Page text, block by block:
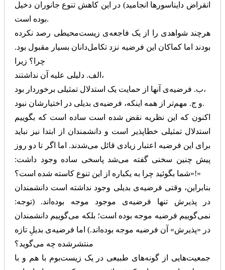
انقراض دایناسورها انجامید) در این کاهش تنوع جانوران دخیل
بوده است.
هرچند شواهدی را از یک فاجعه‌ی زیست‌محیطی رصد نکرده
بودند اما کماکان این فرضیه نزد تکامل‌دانان بسیار مقبول بود.
چرا؟ زیرا
الف. دلیلی علیه آن نداشتند،
ب. فرضیه‌ی آنها از حمایت یک استدلال تمثیلی برخوردار بود،
و ج. مهم‌تر از همه اینکه، فرضیه‌ی بدیلی در اختیارشان نبود.
اکنون که این نظریه نقض شده است ساده است که بگوییم
استدلال تمثیلی خطاپذیر است و دانشمندان از ابتدا نیز نباید
برای این فرضیه اعتبار زیادی قائل می‌شدند. اما اگر تا دو روز
پیش چنین سخنی گفته می‌شد پاسخی ساده وجود داشت:
«شما بگوئید چرا به یکباره از این تنوع کاسته شده است؟!»
بنابراین، وقتی فرضیه‌ی بدیلی وجود نداشته است دانشمندان
در پذیرش تنها فرضیه‌ی موجود موجه بوده‌اند. (توجه:
نمی‌گوییم فرضیه موجه بوده است؛ بلکه می‌گوییم دانشمندان
در «پذیرش» آن فرضیه موجه بوده‌اند.) اما فرضیه‌ی بدیلِ تازه
منتشرشده چه می‌گوید؟
جمعیت‌هایی از گونه‌های طبیعی در یک زیست‌بوم با هم و با